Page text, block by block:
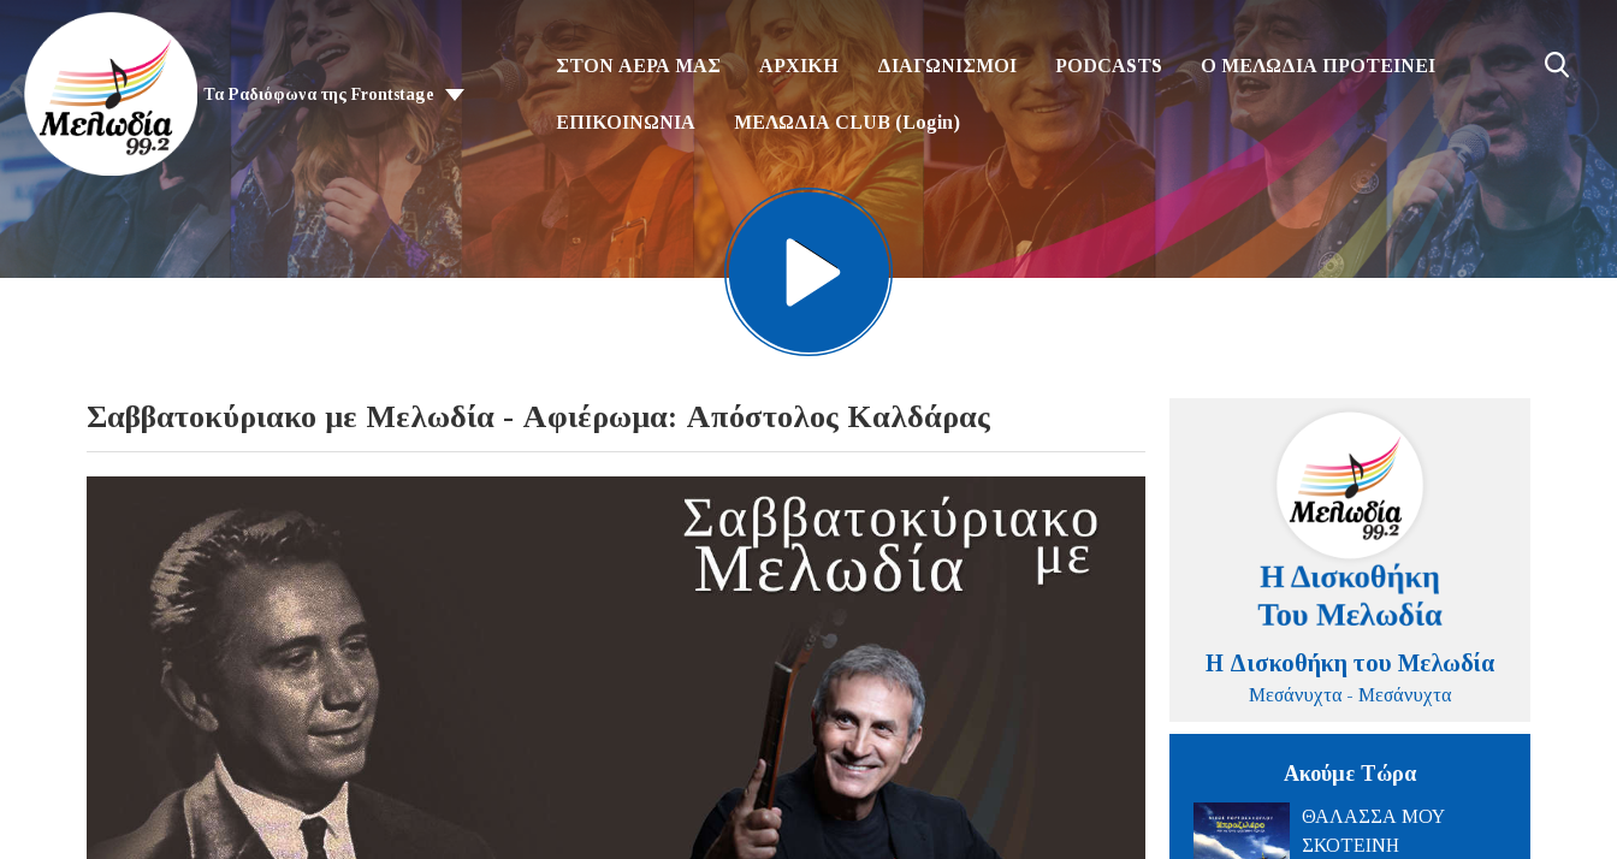
Τα Ραδιόφωνα της Frontstage
ΣΤΟΝ ΑΕΡΑ ΜΑΣ ΑΡΧΙΚΗ ΔΙΑΓΩΝΙΣΜΟΙ PODCASTS Ο ΜΕΛΩΔΙΑ ΠΡΟΤΕΙΝΕΙ
ΕΠΙΚΟΙΝΩΝΙΑ ΜΕΛΩΔΙΑ CLUB (Login)
Σαββατοκύριακο με Μελωδία - Αφιέρωμα: Απόστολος Καλδάρας
Η Δισκοθήκη του Μελωδία
Μεσάνυχτα - Μεσάνυχτα
Ακούμε Τώρα
ΘΑΛΑΣΣΑ ΜΟΥ
ΣΚΟΤΕΙΝΗ